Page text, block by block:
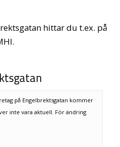
hittar du t.ex. på
på Engelbrektsgatan kommer
inte vara aktuell. För ändring